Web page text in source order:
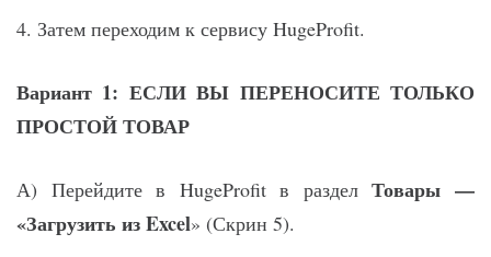
4. Затем переходим к сервису HugeProfit.
Вариант 1: ЕСЛИ ВЫ ПЕРЕНОСИТЕ ТОЛЬКО
ПРОСТОЙ ТОВАР
А) Перейдите в HugeProfit в разделТовары —
«Загрузить из Excel» (Скрин 5).